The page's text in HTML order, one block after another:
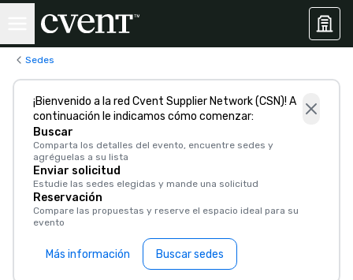
Sedes
¡Bienvenido a la red Cvent Supplier Network (CSN)! A
continuación le indicamos cómo comenzar:
Buscar
Comparta los detalles del evento, encuentre sedes y
agréguelas a su lista
Enviar solicitud
Estudie las sedes elegidas y mande una solicitud
Reservación
Compare las propuestas y reserve el espacio ideal para su
evento
Más información Buscar sedes